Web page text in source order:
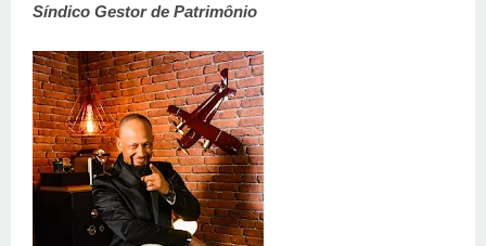
Síndico Gestor de Patrimônio